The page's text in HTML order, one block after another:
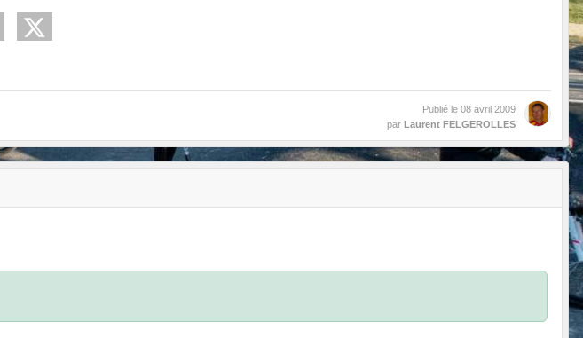
Publié le 08 avril 2009
par Laurent FELGEROLLES